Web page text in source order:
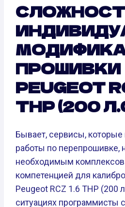
ПРОШИВКИ
PEUGEOT
THP (200
Бывает, сервисы, которые
работы по перепрошивке,
необходимым
компетенцией для
Peugeot RCZ 1.6 THP (200
ситуациях программисты